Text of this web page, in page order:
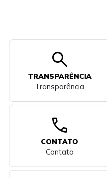
search
TRANSPARÊNCIA
Transparência
call
CONTATO
Contato